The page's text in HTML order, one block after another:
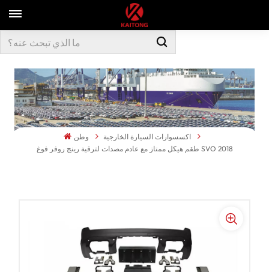
وطن
اكسسوارات السيارة الخارجية
طقم هيكل ممتاز مع عادم مصدات لترقية رينج روفر فوغ SVO 2018